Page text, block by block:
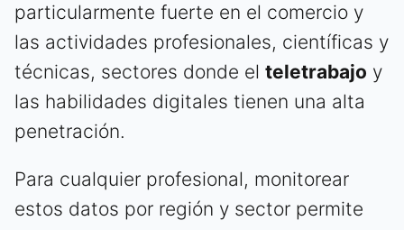
particularmente fuerte en el comercio y
las actividades profesionales, científicas y
técnicas, sectores donde el teletrabajo y
las habilidades digitales tienen una alta
penetración.
Para cualquier profesional, monitorear
estos datos por región y sector permite